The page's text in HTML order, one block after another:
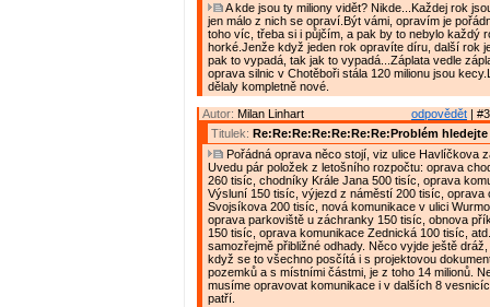
A kde jsou ty miliony vidět? Nikde...Každej rok
jen málo z nich se opraví.Být vámi, opravím je
toho víc, třeba si i půjčím, a pak by to nebylo každý
horké.Jenže když jeden rok opravíte díru, další rok
pak to vypadá, tak jak to vypadá...Záplata vedle
oprava silnic v Chotěboři stála 120 milionu jsou
dělaly kompletně nové.
odpovědět |
Autor: Milan Linhart
Titulek: Re:Re:Re:Re:Re:Re:Re:Problém
Pořádná oprava něco stojí, viz ulice Havlíčkova
Uvedu pár položek z letošního rozpočtu: oprava
260 tisíc, chodníky Krále Jana 500 tisíc, oprava
Výsluní 150 tisíc, výjezd z náměstí 200 tisíc, oprava
Svojsíkova 200 tisíc, nová komunikace v ulici
oprava parkoviště u záchranky 150 tisíc, obnova
150 tisíc, oprava komunikace Zednická 100 tisíc,
samozřejmě přibližné odhady. Něco vyjde ještě
když se to všechno posčítá i s projektovou
pozemků a s místními částmi, je z toho 14 milionů.
musíme opravovat komunikace i v dalších 8
patří.